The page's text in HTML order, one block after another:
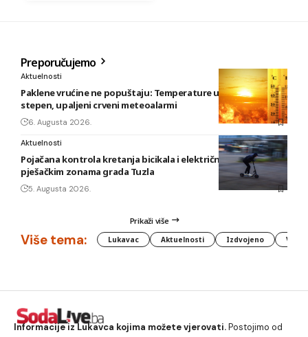
Preporučujemo
Aktuelnosti
Paklene vrućine ne popuštaju: Temperature u BiH i do 41
stepen, upaljeni crveni meteoalarmi
6. Augusta 2026.
Aktuelnosti
Pojačana kontrola kretanja bicikala i električnih romobila u
pješačkim zonama grada Tuzla
5. Augusta 2026.
Prikaži više
Više tema: Lukavac Aktuelnosti Izdvojeno
Informacije iz Lukavca kojima možete vjerovati.Postojimo od